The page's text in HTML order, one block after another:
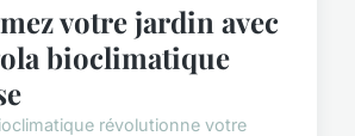
votre jardin avec
bioclimatique
révolutionne votre